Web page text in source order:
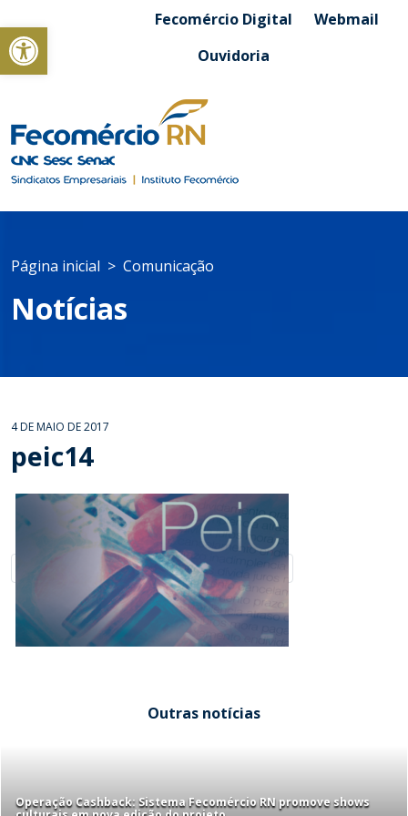
Abrir a barra de ferramentasFecomércio Digital
Webmail
Ouvidoria
Página inicial Comunicação
Notícias
4 DE MAIO DE 2017
peic14
Outras notícias
Operação Cashback: Sistema Fecomércio RN promove shows